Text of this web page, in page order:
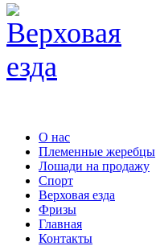
О нас
Племенные жеребцы
Лошади на продажу
Спорт
Верховая езда
Фризы
Главная
Контакты